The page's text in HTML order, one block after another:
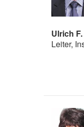
Ulrich
Leiter,